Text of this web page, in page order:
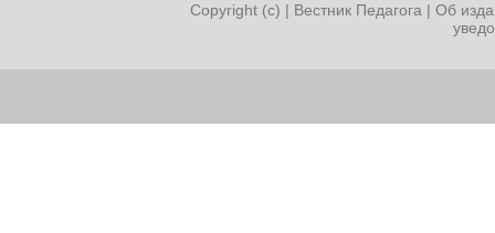
Copyright (c) | Вестник Педагога | Об